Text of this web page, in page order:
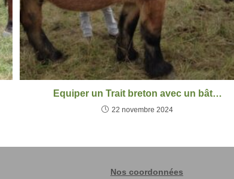
Equiper un Trait breton avec un bât…
22 novembre 2024
Nos coordonnées